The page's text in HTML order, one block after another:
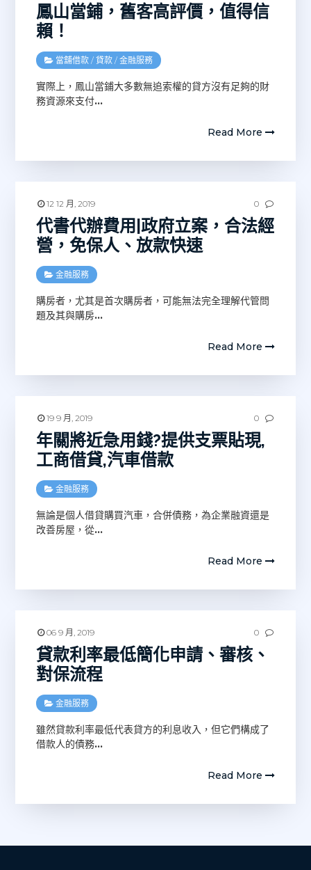
鳳山當鋪，舊客高評價，值得信
賴！
當舖借款 /貸款 /金融服務
實際上，鳳山當鋪大多數無追索權的貸方沒有足夠的財
務資源來支付…
Read More
12 12 月, 2019 0
代書代辦費用|政府立案，合法經
營，免保人、放款快速
金融服務
購房者，尤其是首次購房者，可能無法完全理解代管問
題及其與購房…
Read More
19 9 月, 2019 0
年關將近急用錢?提供支票貼現,
工商借貸,汽車借款
金融服務
無論是個人借貸購買汽車，合併債務，為企業融資還是
改善房屋，從…
Read More
06 9 月, 2019 0
貸款利率最低簡化申請、審核、
對保流程
金融服務
雖然貸款利率最低代表貸方的利息收入，但它們構成了
借款人的債務…
Read More